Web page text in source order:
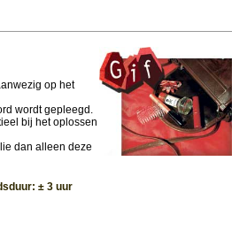
op het
wordt gepleegd.
bij het oplossen
dan alleen deze
± 3 uur